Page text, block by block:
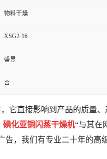
物料干燥
XSG2-16
盛昱
否
它直接影响到产品的质量、
碘化亚铜闪蒸干燥机“与其在
告，我们有专业二十年的高